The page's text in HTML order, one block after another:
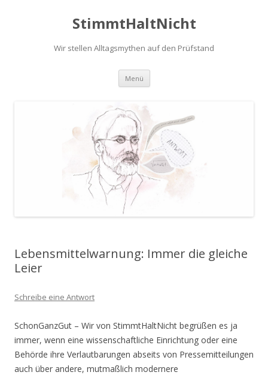
StimmtHaltNicht
Wir stellen Alltagsmythen auf den Prüfstand
Menü Zum
springen
Lebensmittelwarnung: Immer die gleiche
Leier
Schreibe eine Antwort
SchonGanzGut – Wir von StimmtHaltNicht begrüßen es ja
immer, wenn eine wissenschaftliche Einrichtung oder eine
Behörde ihre Verlautbarungen abseits von Pressemitteilungen
auch über andere, mutmaßlich modernere